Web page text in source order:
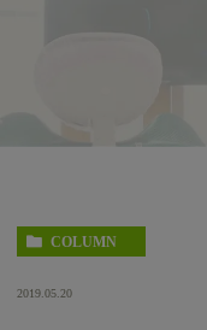
COLUMN
2019.05.20